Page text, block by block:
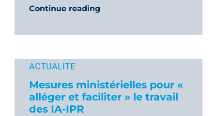
Continue reading
ACTUALITE
Mesures ministérielles pour «
alléger et faciliter » le travail
des IA-IPR